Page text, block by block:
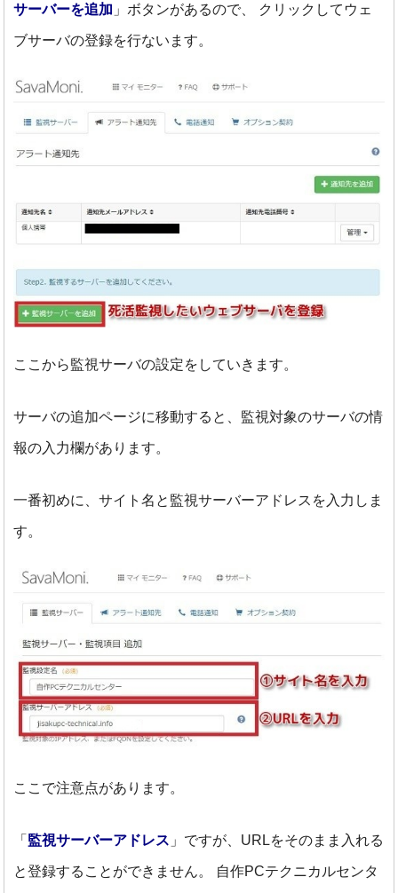
サーバーを追加 」ボタンがあるので、 クリックしてウェ
ブサーバの登録を行ないます。
ここから監視サーバの設定をしていきます。
サーバの追加ページに移動すると、監視対象のサーバの情
報の入力欄があります。
一番初めに、サイト名と監視サーバーアドレスを入力しま
す。
ここで注意点があります。
「 監視サーバーアドレス 」ですが、URLをそのまま入れる
と登録することができません。 自作PCテクニカルセンタ